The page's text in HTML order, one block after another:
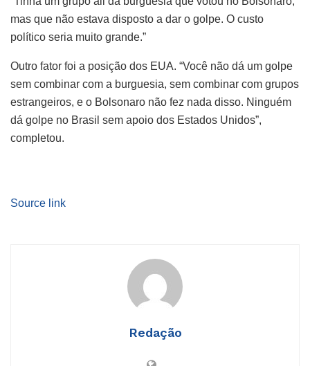
mas que não estava disposto a dar o golpe. O custo
político seria muito grande.”
Outro fator foi a posição dos EUA. “Você não dá um golpe
sem combinar com a burguesia, sem combinar com grupos
estrangeiros, e o Bolsonaro não fez nada disso. Ninguém
dá golpe no Brasil sem apoio dos Estados Unidos”,
completou.
Source link
Redação